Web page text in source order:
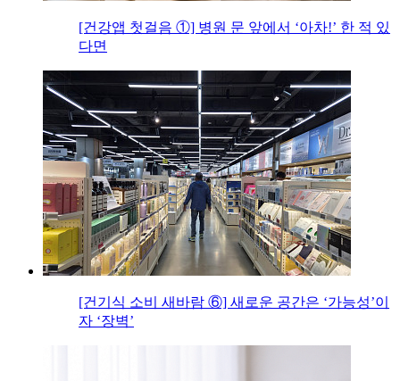
[건강앱 첫걸음 ①] 병원 문 앞에서 ‘아차!’ 한 적 있
다면
[건기식 소비 새바람 ⑥] 새로운 공간은 ‘가능성’이
자 ‘장벽’